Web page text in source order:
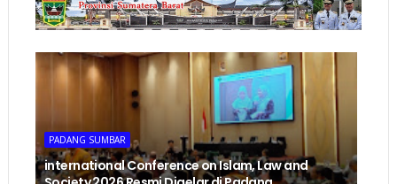
PADANG SUMBAR
international Conference on Islam, Law and